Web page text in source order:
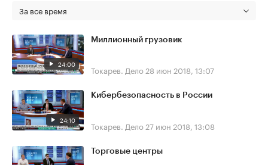
За все время
24:00
Миллионный грузовик
Токарев. Дело 28 июн 2018, 13:07
24:10
Кибербезопасность в России
Токарев. Дело 27 июн 2018, 13:08
Торговые центры